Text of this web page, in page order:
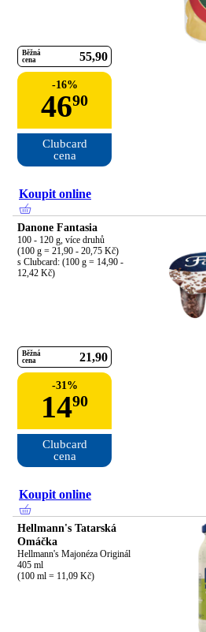
Běžná
cena
55 90
-16%
4690
Clubcard
cena
Koupit online
Danone Fantasia
100 - 120 g, více druhů
(100 g = 21,90 - 20,75 Kč)
s Clubcard: (100 g = 14,90 -
12,42 Kč)
Běžná
cena
21 90
-31%
1490
Clubcard
cena
Koupit online
Hellmann's Tatarská
Omáčka
Hellmann's Majonéza Originál
405 ml
(100 ml = 11,09 Kč)